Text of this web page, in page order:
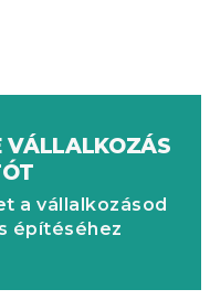
VÁLLALKOZÁS
a vállalkozásod
építéséhez